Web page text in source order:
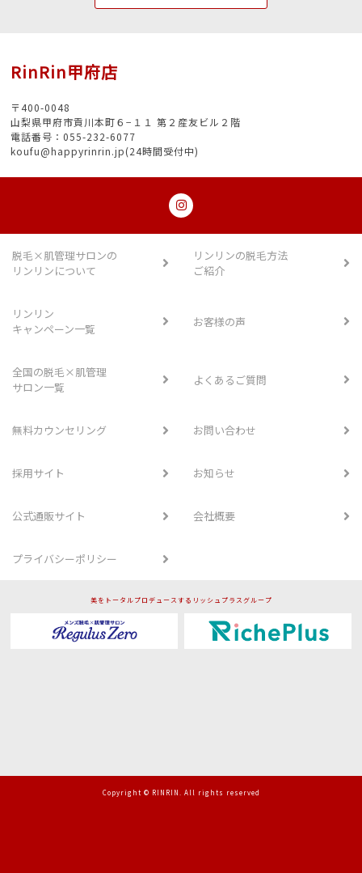
RinRin甲府店
〒400-0048
山梨県甲府市貢川本町６−１１ 第２産友ビル２階
電話番号：055-232-6077
koufu@happyrinrin.jp(24時間受付中)
脱毛×肌管理サロンの
リンリンについて
リンリンの脱毛方法
ご紹介
リンリン
キャンペーン一覧
お客様の声
全国の脱毛×肌管理
サロン一覧
よくあるご質問
無料カウンセリング お問い合わせ
採用サイト お知らせ
公式通販サイト 会社概要
プライバシーポリシー
美をトータルプロデュースするリッシュプラスグループ
Copyright © RINRIN. All rights reserved